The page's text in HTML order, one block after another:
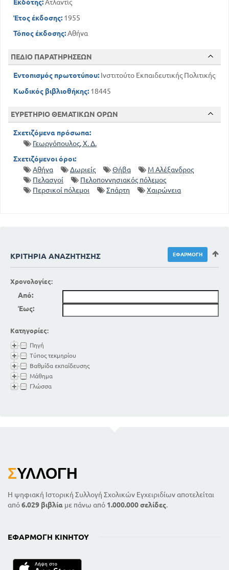
Εκδότης:Ατλαντίς
Έτος έκδοσης: 1955
Τόπος έκδοσης:Αθήνα
ΠΕΔΙΟ ΠΑΡΑΤΗΡΗΣΕΩΝ
Εντοπισμός πρωτοτύπου: Ινστιτούτο Εκπαιδευτικής Πολιτικής
Κωδικός βιβλιοθήκης: 18445
ΕΥΡΕΤΗΡΙΟ ΘΕΜΑΤΙΚΩΝ ΟΡΩΝ
Σχετιζόμενα πρόσωπα:
Γεωργόπουλος, Χ. Δ.
Σχετιζόμενοι όροι:
Αθήνα
Δωριείς Θήβα
Μ Αλέξανδρος
Πελασγοί
Πελοποννησιακός πόλεμος
Περσικοί πόλεμοι
Σπάρτη Χαιρώνεια
ΚΡΙΤΉΡΙΑ ΑΝΑΖΉΤΗΣΗΣ
Χρονολογίες:
Από:
Έως:
Κατηγορίες:
Πηγή
Τύπος τεκμηρίου
Βαθμίδα εκπαίδευσης
Μάθημα
Γλώσσα
ΣΥΛΛΟΓΉ
Η ψηφιακή Ιστορική Συλλογή Σχολικών Εγχειριδίων αποτελείται
από6.029 βιβλία με πάνω από 1.000.000 σελίδες.
ΕΦΑΡΜΟΓΉ ΚΙΝΗΤΟΎ